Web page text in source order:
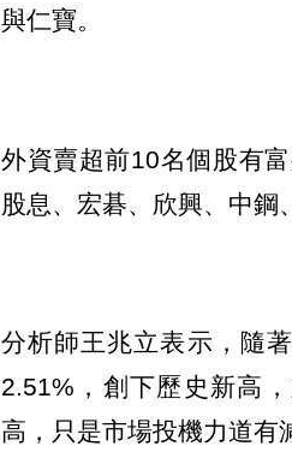
與仁寶。
外資賣超前10名個股有
股息、宏碁、欣興、中鋼
分析師王兆立表示，隨
2.51%，創下歷史新高
高，只是市場投機力道有